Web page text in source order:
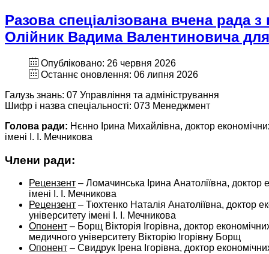
Разова спеціалізована вчена рада
Олійник Вадима Валентиновича
Опубліковано: 26 червня 2026
Останнє оновлення: 06 липня 2026
Галузь знань: 07 Управління та адміністрування
Шифр і назва спеціальності: 073 Менеджмент
Голова ради: Нєнно Ірина Михайлівна, доктор
імені І. І. Мечникова
Члени ради:
Рецензент – Ломачинська Ірина Анатоліївна, доктор
імені І. І. Мечникова
Рецензент – Тюхтенко Наталія Анатоліївна, доктор
університету імені І. І. Мечникова
Опонент – Борщ Вікторія Ігорівна, доктор
медичного університету Вікторію Ігорівну Борщ
Опонент – Свидрук Ірена Ігорівна, доктор